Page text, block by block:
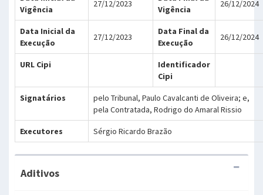
Vigência
27/12/2023
Vigência
26/12/2024
Data Inicial da
Execução
27/12/2023
Data Final da
Execução
26/12/2024
URL Cipi
Identificador
Cipi
Signatários
pelo Tribunal, Paulo Cavalcanti de Oliveira; e,
pela Contratada, Rodrigo do Amaral Rissio
Executores Sérgio Ricardo Brazão
Aditivos